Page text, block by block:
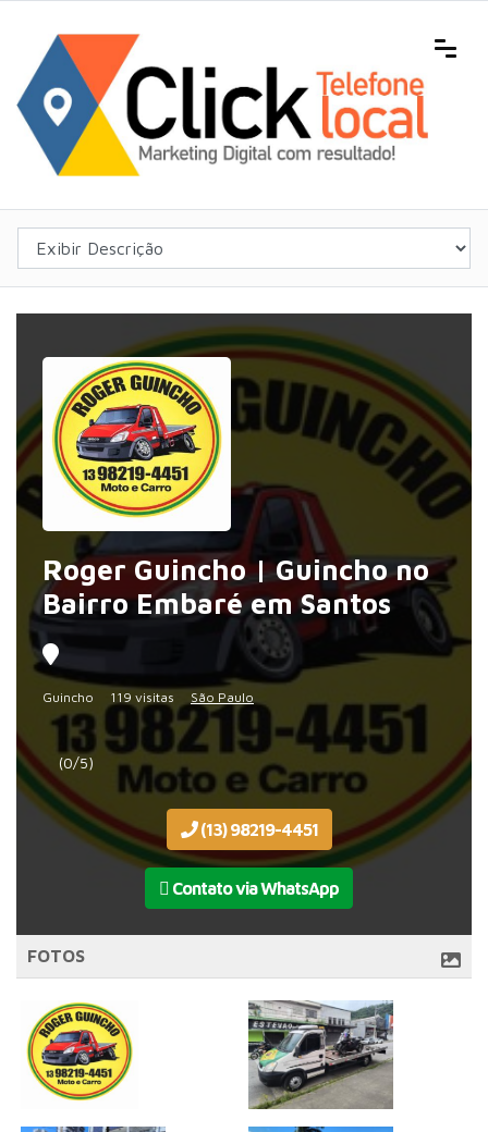
Roger Guincho | Guincho no
Bairro Embaré em Santos
Guincho 119 visitas São Paulo
(0/5)
(13) 98219-4451
Contato via WhatsApp
FOTOS